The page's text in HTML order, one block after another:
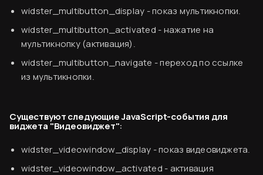
widster_multibutton_display - показ мультикнопки.
widster_multibutton_activated - нажатие на
мультикнопку (активация).
widster_multibutton_navigate - переход по ссылке
из мультикнопки.
Существуют следующие JavaScript-события для
виджета "Видеовиджет":
widster_videowindow_display - показ видеовиджета.
widster_videowindow_activated - активация